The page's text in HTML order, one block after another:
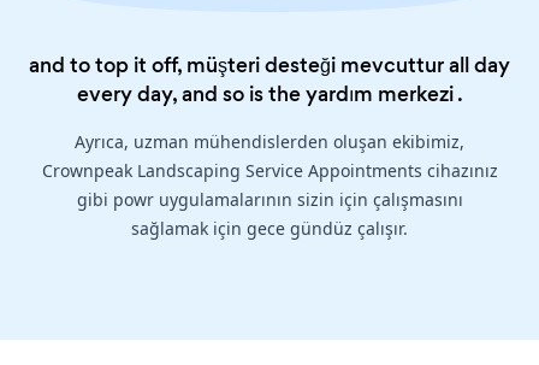
and to top it off, müşteri desteği mevcuttur all day
every day, and so is theyardım merkezi.
Ayrıca, uzman mühendislerden oluşan ekibimiz,
Crownpeak Landscaping Service Appointments cihazınız
gibi powr uygulamalarının sizin için çalışmasını
sağlamak için gece gündüz çalışır.